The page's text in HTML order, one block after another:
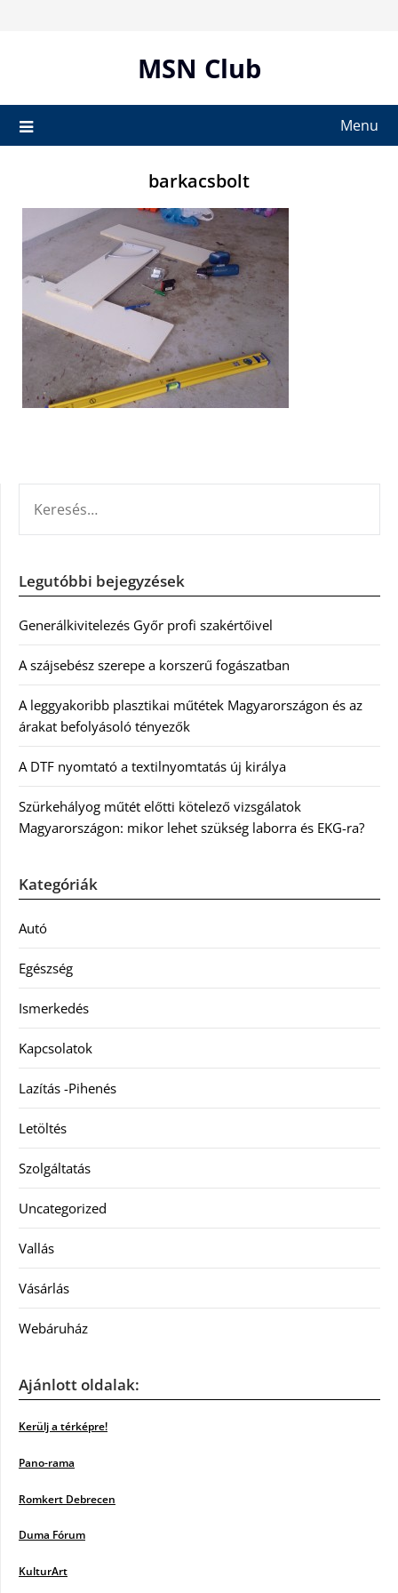
MSN Club
Menu
barkacsbolt
Legutóbbi bejegyzések
Generálkivitelezés Győr profi szakértőivel
A szájsebész szerepe a korszerű fogászatban
A leggyakoribb plasztikai műtétek Magyarországon és az
árakat befolyásoló tényezők
A DTF nyomtató a textilnyomtatás új királya
Szürkehályog műtét előtti kötelező vizsgálatok
Magyarországon: mikor lehet szükség laborra és EKG-ra?
Kategóriák
Autó
Egészség
Ismerkedés
Kapcsolatok
Lazítás -Pihenés
Letöltés
Szolgáltatás
Uncategorized
Vallás
Vásárlás
Webáruház
Ajánlott oldalak:
Kerülj a térképre!
Pano-rama
Romkert Debrecen
Duma Fórum
KulturArt